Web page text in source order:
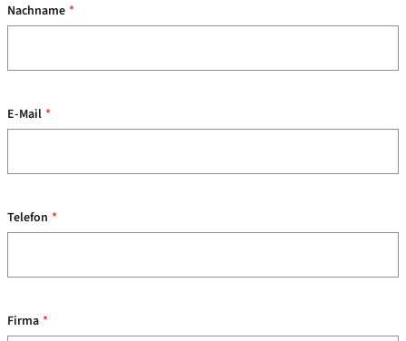
*
Nachname
*
E-Mail
*
Telefon
*
Firma